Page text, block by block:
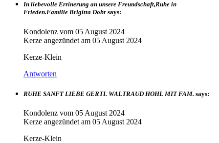
In liebevolle Errinerung an unsere Freundschaft,Ruhe in
Frieden.Familie Brigitta Dohr says:
Kondolenz vom 05 August 2024
Kerze angezündet am 05 August 2024
Kerze-Klein
Antworten
RUHE SANFT LIEBE GERTI. WALTRAUD HOHL MIT FAM. says:
Kondolenz vom 05 August 2024
Kerze angezündet am 05 August 2024
Kerze-Klein